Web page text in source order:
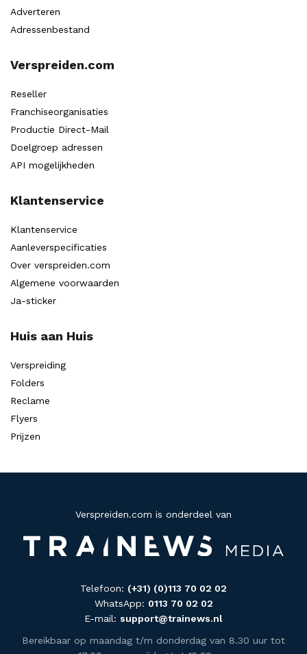
Adverteren
Adressenbestand
Verspreiden.com
Reseller
Franchiseorganisaties
Productie Direct-Mail
Doelgroep adressen
API mogelijkheden
Klantenservice
Klantenservice
Aanleverspecificaties
Over verspreiden.com
Algemene voorwaarden
Ja-sticker
Huis aan Huis
Verspreiding
Folders
Reclame
Flyers
Prijzen
Verspreiden.com is onderdeel van
Telefoon: (+31) (0)113 70 02 02
WhatsApp: 0113 70 02 02
E-mail: support@trainews.nl
Bereikbaar op maandag t/m donderdag van 8.30 uur tot